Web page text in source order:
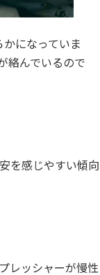
になっていま
絡んでいるので
を感じやすい傾向
レッシャーが慢性